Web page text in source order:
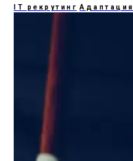
IT рекрутинг Адаптация